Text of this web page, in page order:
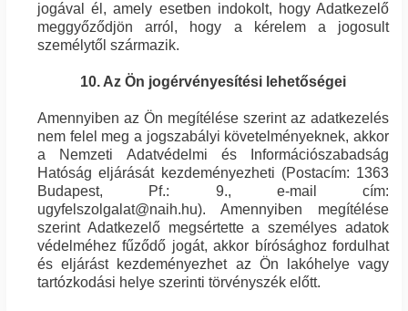
jogával él, amely esetben indokolt, hogy Adatkezelő
meggyőződjön arról, hogy a kérelem a jogosult
személytől származik.
10. Az Ön jogérvényesítési lehetőségei
Amennyiben az Ön megítélése szerint az adatkezelés
nem felel meg a jogszabályi követelményeknek, akkor
a Nemzeti Adatvédelmi és Információszabadság
Hatóság eljárását kezdeményezheti (Postacím: 1363
Budapest, Pf.: 9., e-mail cím:
ugyfelszolgalat@naih.hu). Amennyiben megítélése
szerint Adatkezelő megsértette a személyes adatok
védelméhez fűződő jogát, akkor bírósághoz fordulhat
és eljárást kezdeményezhet az Ön lakóhelye vagy
tartózkodási helye szerinti törvényszék előtt.